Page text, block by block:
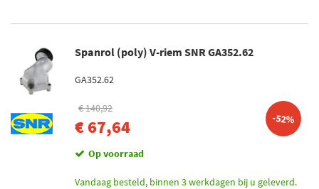
Spanrol (poly) V-riem SNR GA352.62
GA352.62
€ 140,92
€ 67,64 -52%
Op voorraad
Vandaag besteld, binnen 3 werkdagen bij u geleverd.